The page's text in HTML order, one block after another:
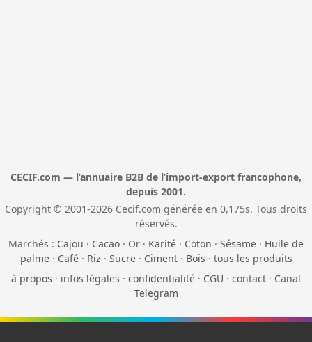
CECIF.com — l’annuaire B2B de l’import-export francophone,
depuis 2001.
Copyright © 2001-2026 Cecif.com générée en 0,175s. Tous droits
réservés.
Marchés : Cajou · Cacao · Or · Karité · Coton · Sésame · Huile de
palme· Café· Riz · Sucre· Ciment· Bois · tous les produits
à propos · infos légales · confidentialité · CGU · contact · Canal
Telegram